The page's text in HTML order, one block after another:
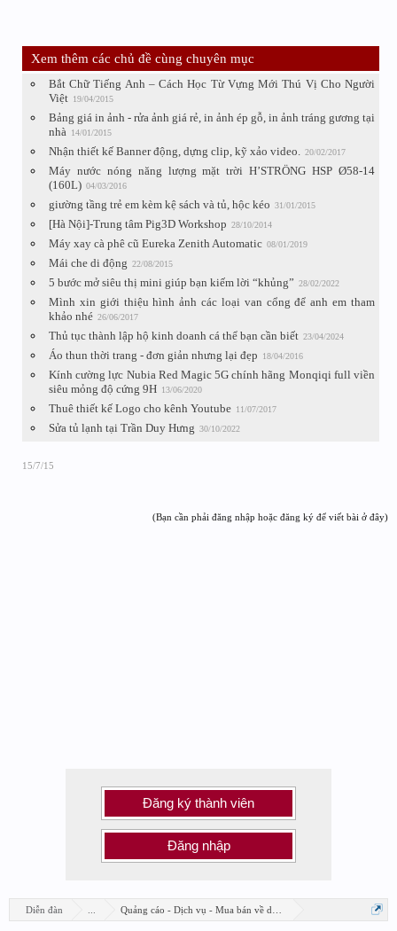
Xem thêm các chủ đề cùng chuyên mục
Bắt Chữ Tiếng Anh – Cách Học Từ Vựng Mới Thú Vị Cho Người
Việt 19/04/2015
Bảng giá in ảnh - rửa ảnh giá rẻ, in ảnh ép gỗ, in ảnh tráng gương tại
nhà 14/01/2015
Nhận thiết kế Banner động, dựng clip, kỹ xảo video. 20/02/2017
Máy nước nóng năng lượng mặt trời H’STRÖNG HSP Ø58-14
(160L) 04/03/2016
giường tầng trẻ em kèm kệ sách và tủ, hộc kéo 31/01/2015
[Hà Nội]-Trung tâm Pig3D Workshop 28/10/2014
Máy xay cà phê cũ Eureka Zenith Automatic 08/01/2019
Mái che di động 22/08/2015
5 bước mở siêu thị mini giúp bạn kiếm lời “khủng” 28/02/2022
Mình xin giới thiệu hình ảnh các loại van cổng để anh em tham
khảo nhé 26/06/2017
Thủ tục thành lập hộ kinh doanh cá thể bạn cần biết 23/04/2024
Áo thun thời trang - đơn giản nhưng lại đẹp 18/04/2016
Kính cường lực Nubia Red Magic 5G chính hãng Monqiqi full viền
siêu mỏng độ cứng 9H 13/06/2020
Thuê thiết kế Logo cho kênh Youtube 11/07/2017
Sửa tủ lạnh tại Trần Duy Hưng 30/10/2022
15/7/15
(Bạn cần phải đăng nhập hoặc đăng ký để viết bài ở đây)
Đăng ký thành viên
Đăng nhập
Diễn đàn Quảng cáo - Dịch vụ - Mua bán về design